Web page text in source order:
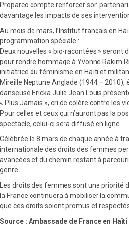
Proparco compte renforcer son
davantage les impacts de ses
Au mois de mars, l’Institut français en
programmation spéciale :
Deux nouvelles « bio-racontées » seront
pour rendre hommage à Yvonne Rakim
initiatrice du féminisme en Haïti et
Mireille Neptune Anglade (1944 – 2010),
danseuse Ericka Julie Jean Louis
« Plus Jamais », cri de colère contre les
Pour celles et ceux qui n’auront pas la
spectacle, celui-ci sera diffusé en ligne.
Célébrée le 8 mars de chaque année à
internationale des droits des femmes
avancées et du chemin restant à
genre.
Les droits des femmes sont une priorité
la France continuera à mobiliser la
que ces droits soient promus et
Source : Ambassade de France en Haïti